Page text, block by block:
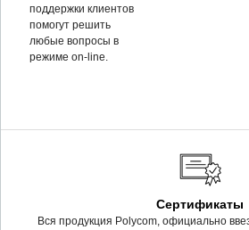
поддержки клиентов
помогут решить
любые вопросы в
режиме on-line.
Сертификаты
Вся продукция Polycom, официально